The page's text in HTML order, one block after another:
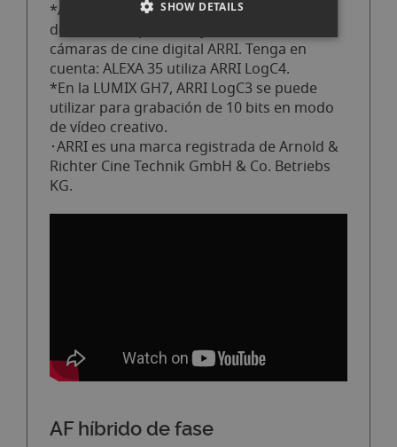
*ARRI LogC3 es una gamma Log
desarrollada por ARRI y utilizada en las
cámaras de cine digital ARRI. Tenga en
cuenta: ALEXA 35 utiliza ARRI LogC4.
*En la LUMIX GH7, ARRI LogC3 se puede
utilizar para grabación de 10 bits en modo
de vídeo creativo.
･ARRI es una marca registrada de Arnold &
Richter Cine Technik GmbH & Co. Betriebs
KG.
AF híbrido de fase
SHOW DETAILS